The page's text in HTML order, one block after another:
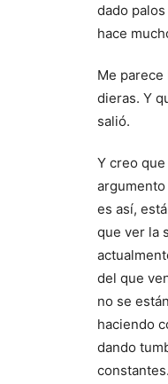
dado
hace
Me
dieras. Y
salió.
Y creo
es así,
que ver la
del que
no se
haciendo
dando